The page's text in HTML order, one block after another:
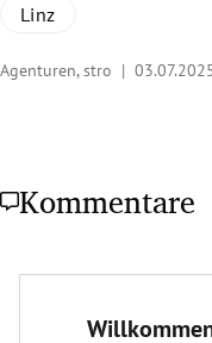
Linz
Agenturen, stro |
Kommentare